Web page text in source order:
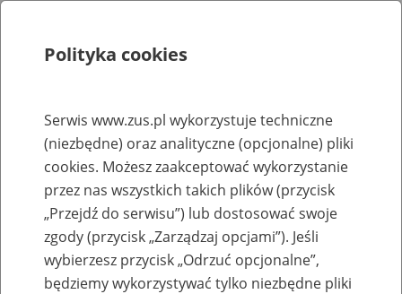
Rejestry, ewidencje i archiwa
Baza zlikwidowanych lub
przekształconych zakładów pracy
Nazwa zakładu pracy:
Polityka cookies
Serwis www.zus.pl wykorzystuje techniczne
(niezbędne) oraz analityczne (opcjonalne) pliki
cookies. Możesz zaakceptować wykorzystanie
przez nas wszystkich takich plików (przycisk
„Przejdź do serwisu”) lub dostosować swoje
zgody (przycisk „Zarządzaj opcjami”). Jeśli
wybierzesz przycisk „Odrzuć opcjonalne”,
będziemy wykorzystywać tylko niezbędne pliki